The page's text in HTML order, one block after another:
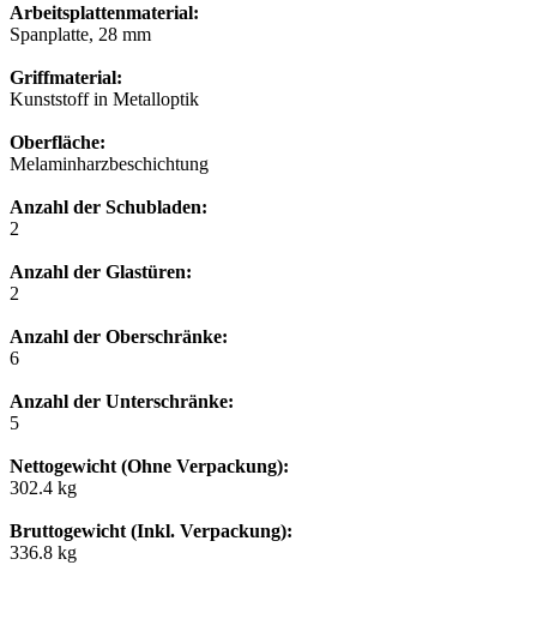
Arbeitsplattenmaterial:
Spanplatte, 28 mm
Griffmaterial:
Kunststoff in Metalloptik
Oberfläche:
Melaminharzbeschichtung
Anzahl der Schubladen:
2
Anzahl der Glastüren:
2
Anzahl der Oberschränke:
6
Anzahl der Unterschränke:
5
Nettogewicht (Ohne Verpackung):
302.4 kg
Bruttogewicht (Inkl. Verpackung):
336.8 kg